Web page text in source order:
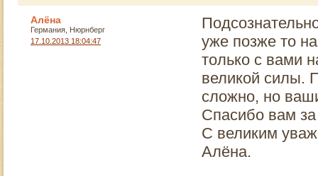
Алёна
Германия, Нюрнберг
17.10.2013 18:04:47
уже позже то
только с вами
великой силы.
сложно, но
Спасибо вам
С великим
Алёна.